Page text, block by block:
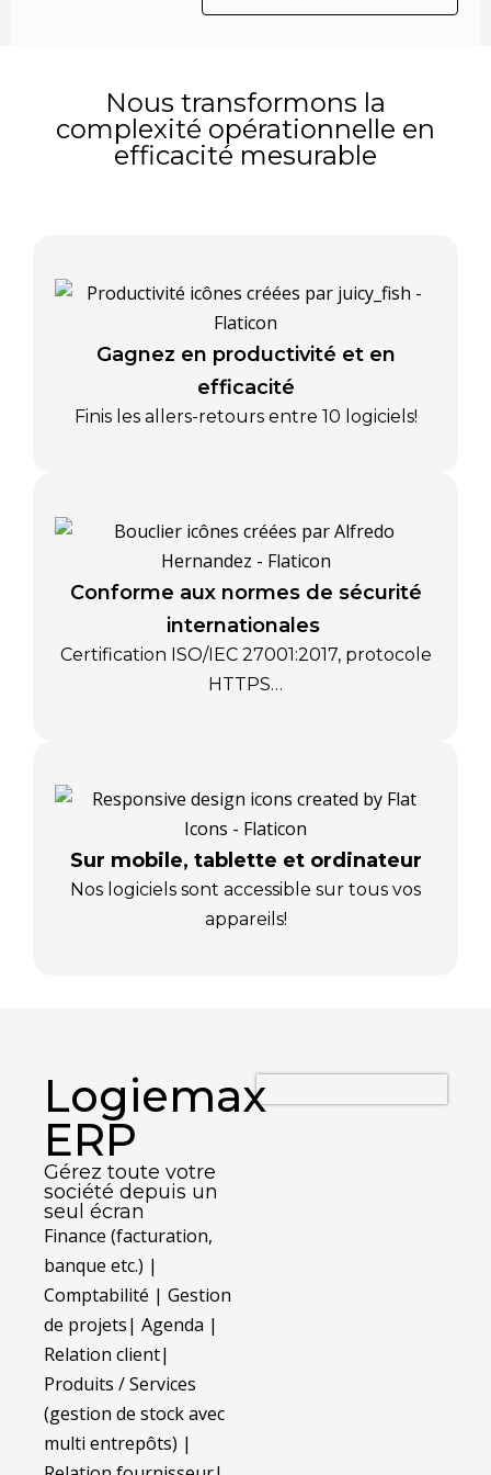
Nous transformons la
complexité opérationnelle en
efficacité mesurable
Gagnez en productivité et en
efficacité
Finis les allers-retours entre 10 logiciels!
Conforme aux normes de sécurité
internationales
Certification ISO/IEC 27001:2017, protocole
HTTPS…
Sur mobile, tablette et ordinateur
Nos logiciels sont accessible sur tous vos
appareils!
Logiemax
ERP
Gérez toute votre
société depuis un
seul écran
Finance (facturation,
banque etc.) |
Comptabilité | Gestion
de projets| Agenda |
Relation client|
Produits / Services
(gestion de stock avec
multi entrepôts) |